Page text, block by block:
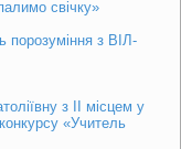
свічку»
порозуміння з ВІЛ-
з ІІ місцем у
«Учитель